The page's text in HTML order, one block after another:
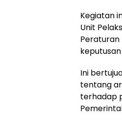
Kegiatan
Unit
Peraturan
Ini
tentang
terhadap